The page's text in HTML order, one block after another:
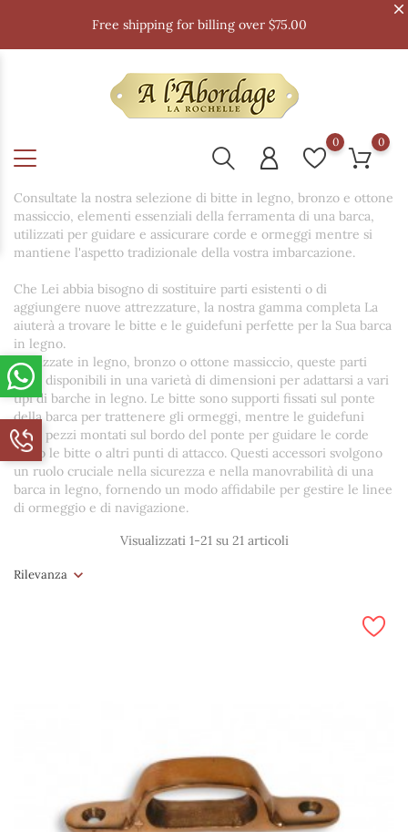
Free shipping for billing over $75.00
0 0
Consultate la nostra selezione di bitte in legno, bronzo e ottone
massiccio, elementi essenziali della ferramenta di una barca,
utilizzati per guidare e assicurare corde e ormeggi mentre si
mantiene l'aspetto tradizionale della vostra imbarcazione.
Che Lei abbia bisogno di sostituire parti esistenti o di
aggiungere nuove attrezzature, la nostra gamma completa La
aiuterà a trovare le bitte e le guidefuni perfette per la Sua barca
in legno.
Realizzate in legno, bronzo o ottone massiccio, queste parti
sono disponibili in una varietà di dimensioni per adattarsi a vari
tipi di barche in legno. Le bitte sono supporti fissati sul ponte
della barca per trattenere gli ormeggi, mentre le guidefuni
sono pezzi montati sul bordo del ponte per guidare le corde
verso le bitte o altri punti di attacco. Questi accessori svolgono
un ruolo cruciale nella sicurezza e nella manovrabilità di una
barca in legno, fornendo un modo affidabile per gestire le linee
di ormeggio e di navigazione.
Rilevanza
Visualizzati 1-21 su 21 articoli